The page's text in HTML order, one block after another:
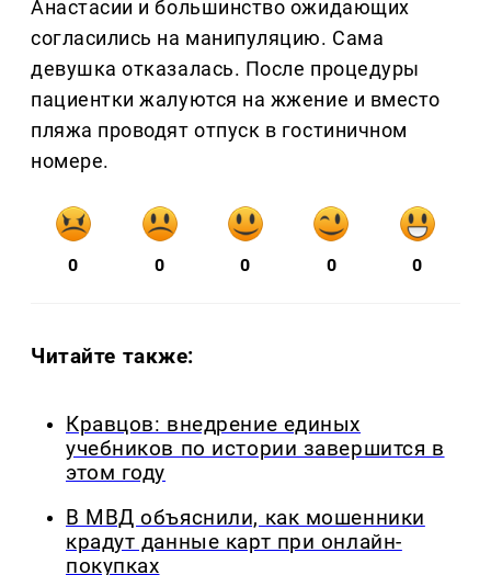
Анастасии и большинство ожидающих
согласились на манипуляцию. Сама
девушка отказалась. После процедуры
пациентки жалуются на жжение и вместо
пляжа проводят отпуск в гостиничном
номере.
0 0 0 0 0
Читайте также:
Кравцов: внедрение единых
учебников по истории завершится в
этом году
В МВД объяснили, как мошенники
крадут данные карт при онлайн-
покупках